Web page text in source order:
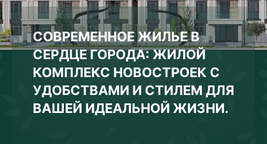
СОВРЕМЕННОЕ ЖИЛЬЕ В
СЕРДЦЕ ГОРОДА: ЖИЛОЙ
КОМПЛЕКС НОВОСТРОЕК С
УДОБСТВАМИ И СТИЛЕМ ДЛЯ
ВАШЕЙ ИДЕАЛЬНОЙ ЖИЗНИ.